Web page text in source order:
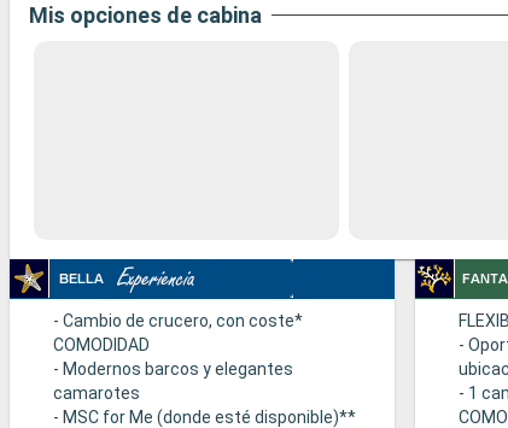
Mis opciones de cabina
- Cambio de crucero, con coste*
COMODIDAD
- Modernos barcos y elegantes
camarotes
- MSC for Me (donde esté disponible)**
-
- 1